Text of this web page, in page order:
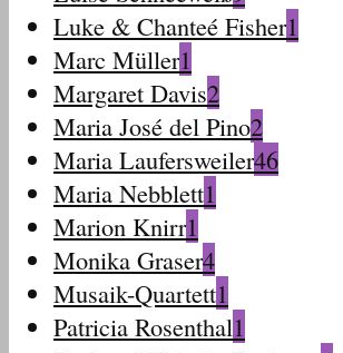
Luke & Chanteé Fisher1
Marc Müller1
Margaret Davis2
Maria José del Pino2
Maria Laufersweiler46
Maria Nebblett1
Marion Knirr1
Monika Graser4
Musaik-Quartett1
Patricia Rosenthal1